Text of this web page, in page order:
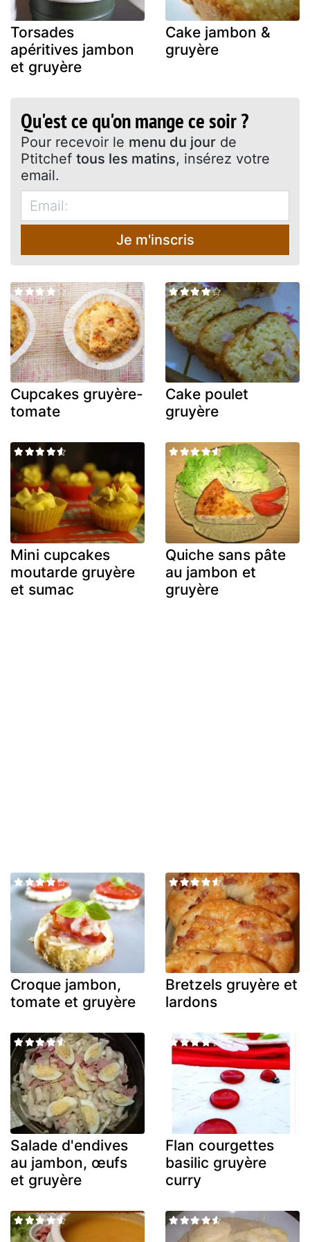
Torsades
apéritives jambon
et gruyère
Cake jambon &
gruyère
Qu'est ce qu'on mange ce soir ?
Pour recevoir le menu du jour de
Ptitchef tous les matins, insérez votre
email.
Je m'inscris
Cupcakes gruyère-
tomate
Cake poulet
gruyère
Mini cupcakes
moutarde gruyère
et sumac
Quiche sans pâte
au jambon et
gruyère
Croque jambon,
tomate et gruyère
Bretzels gruyère et
lardons
Salade d'endives
au jambon, œufs
et gruyère
Flan courgettes
basilic gruyère
curry